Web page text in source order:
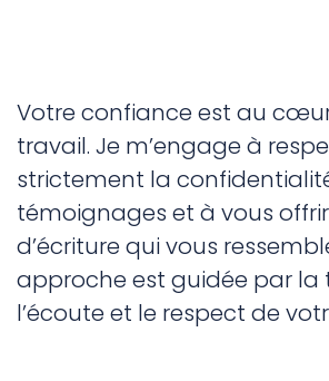
Votre confiance est au
travail. Je m’engage à
strictement la
témoignages et à vous
d’écriture qui vous
approche est guidée par la
l’écoute et le respect de